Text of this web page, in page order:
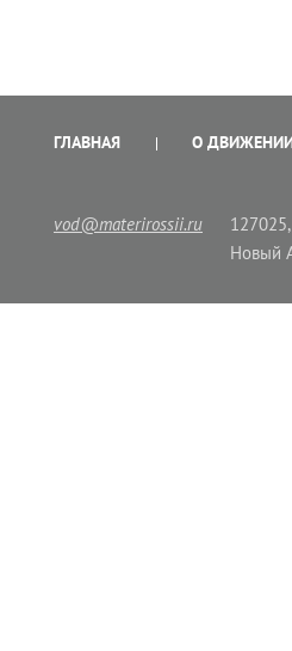
ГЛАВНАЯ О
vod@materirossii.ru
Новый